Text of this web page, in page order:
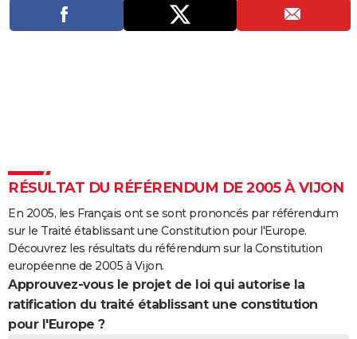
Destinations
Voyage nature
Voyage de noces
Dictionnaire
Biographies
Citations
Expressions
Proverbes
PROGRAMME TV
COPAINS D'AVANT
S'inscrire
Se connecter
Lycées
Collèges
Primaires
Universités
Entreprises
Service militaire
Avis de recherche
AVIS DE DÉCÈS
FORUM
Bricolage
Lifestyle
Culture
Sport
Auto
Television
Voyage
Cinema
RÉSULTAT DU RÉFÉRENDUM DE 2005 À VIJON
En 2005, les Français ont se sont prononcés par référendum
sur le Traité établissant une Constitution pour l'Europe.
Découvrez les résultats du référendum sur la Constitution
européenne de 2005 à Vijon.
Approuvez-vous le projet de loi qui autorise la
ratification du traité établissant une constitution
pour l'Europe ?